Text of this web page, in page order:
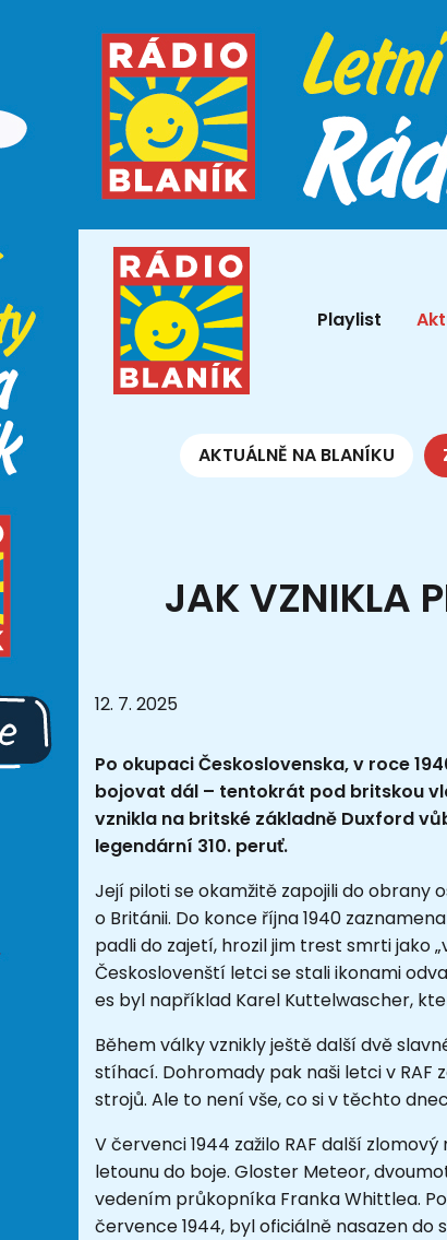
Playlist
AKTUÁLNĚ NA BLANÍKU
JAK VZNIKLA
12. 7. 2025
Po okupaci Československa, v roce
bojovat dál – tentokrát pod britskou
vznikla na britské základně Duxford
legendární 310. peruť.
Její piloti se okamžitě zapojili do
o Británii. Do konce října 1940
padli do zajetí, hrozil jim trest smrti jako
Českoslovenští letci se stali ikonami
es byl například Karel Kuttelwascher,
Během války vznikly ještě další dvě
stíhací. Dohromady pak naši letci v
strojů. Ale to není vše, co si v těchto
V červenci 1944 zažilo RAF další
letounu do boje. Gloster Meteor,
vedením průkopníka Franka Whittlea.
července 1944, byl oficiálně nasazen do